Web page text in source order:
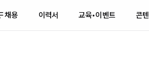
채용 이력서 교육•이벤트 콘